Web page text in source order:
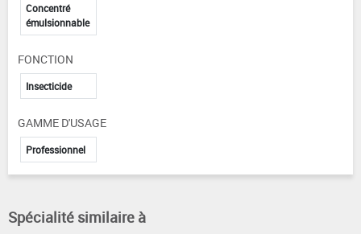
Concentré
émulsionnable
FONCTION
Insecticide
GAMME D'USAGE
Professionnel
Spécialité similaire à